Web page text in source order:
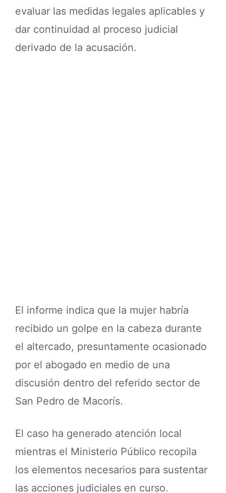
evaluar las medidas legales aplicables y
dar continuidad al proceso judicial
derivado de la acusación.
El informe indica que la mujer habría
recibido un golpe en la cabeza durante
el altercado, presuntamente ocasionado
por el abogado en medio de una
discusión dentro del referido sector de
San Pedro de Macorís.
El caso ha generado atención local
mientras el Ministerio Público recopila
los elementos necesarios para sustentar
las acciones judiciales en curso.